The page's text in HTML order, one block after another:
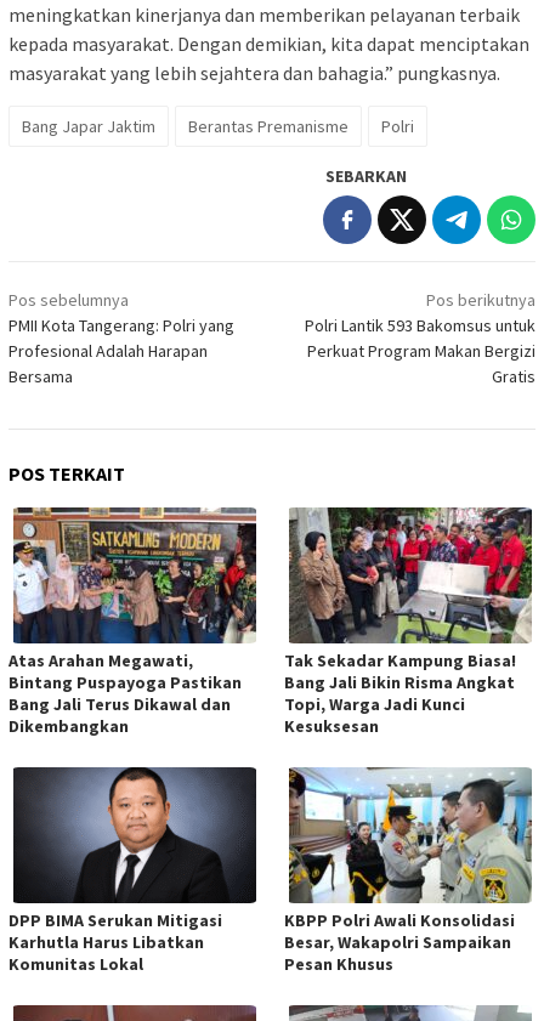
meningkatkan kinerjanya dan memberikan pelayanan terbaik
kepada masyarakat. Dengan demikian, kita dapat menciptakan
masyarakat yang lebih sejahtera dan bahagia.” pungkasnya.
Bang Japar Jaktim Berantas Premanisme Polri
SEBARKAN
Navigasi
pos
Pos sebelumnya
PMII Kota Tangerang: Polri yang
Profesional Adalah Harapan
Bersama
Pos berikutnya
Polri Lantik 593 Bakomsus untuk
Perkuat Program Makan Bergizi
Gratis
POS TERKAIT
Atas Arahan Megawati,
Bintang Puspayoga Pastikan
Bang Jali Terus Dikawal dan
Dikembangkan
Tak Sekadar Kampung Biasa!
Bang Jali Bikin Risma Angkat
Topi, Warga Jadi Kunci
Kesuksesan
DPP BIMA Serukan Mitigasi
Karhutla Harus Libatkan
Komunitas Lokal
KBPP Polri Awali Konsolidasi
Besar, Wakapolri Sampaikan
Pesan Khusus